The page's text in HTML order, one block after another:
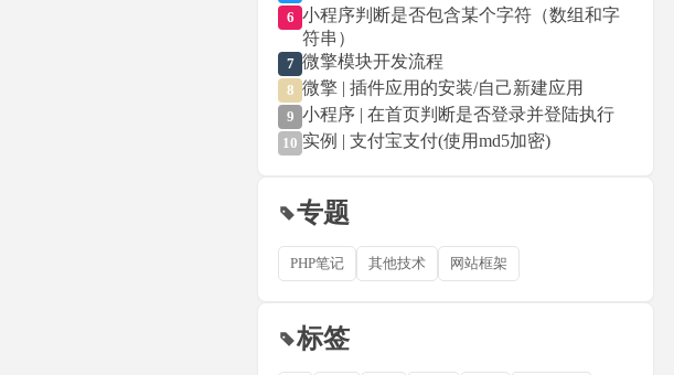
6 小程序判断是否包含某个字符（数组和字
符串）
7 微擎模块开发流程
8 微擎 | 插件应用的安装/自己新建应用
9 小程序 | 在首页判断是否登录并登陆执行
10 实例 | 支付宝支付(使用md5加密)
专题
PHP笔记 其他技术 网站框架
标签